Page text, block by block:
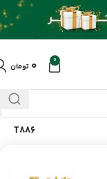
0 ۰ تومان
تبدیل HDMI به VGA ونوس PV-
T886